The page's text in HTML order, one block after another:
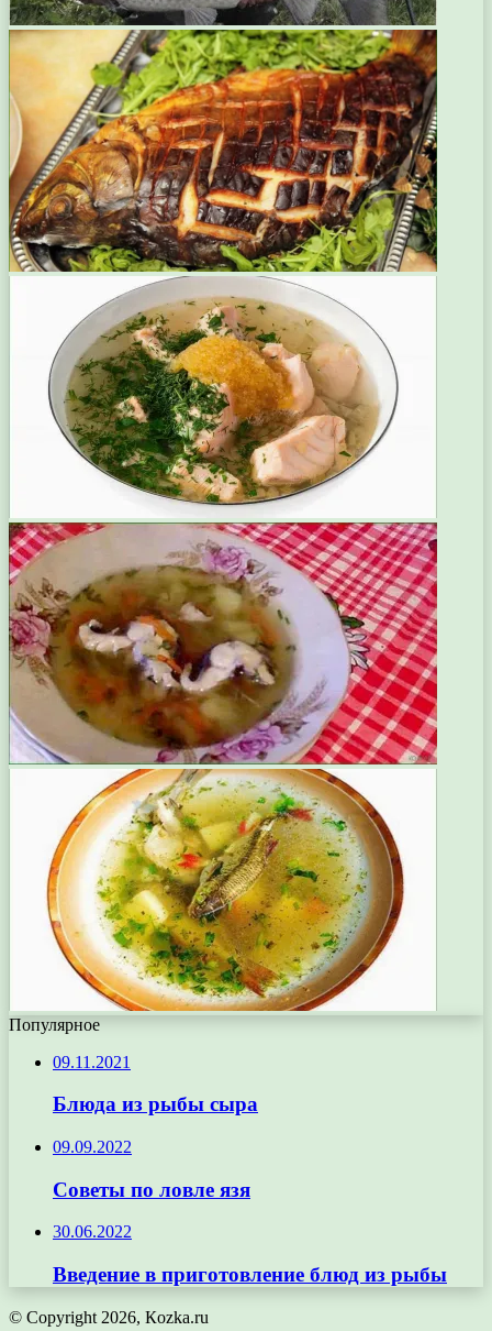
Популярное
09.11.2021
Блюда из рыбы сыра
09.09.2022
Советы по ловле язя
30.06.2022
Введение в приготовление блюд из рыбы
© Copyright 2026, Кozka.ru